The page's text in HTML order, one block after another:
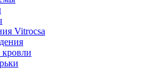
Vitrocsa
кровли